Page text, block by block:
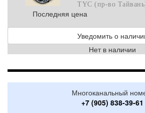
TYC (пр-во
Последняя цена
Уведомить о
Нет в наличии
Многоканальный
+7 (905) 838-39-61